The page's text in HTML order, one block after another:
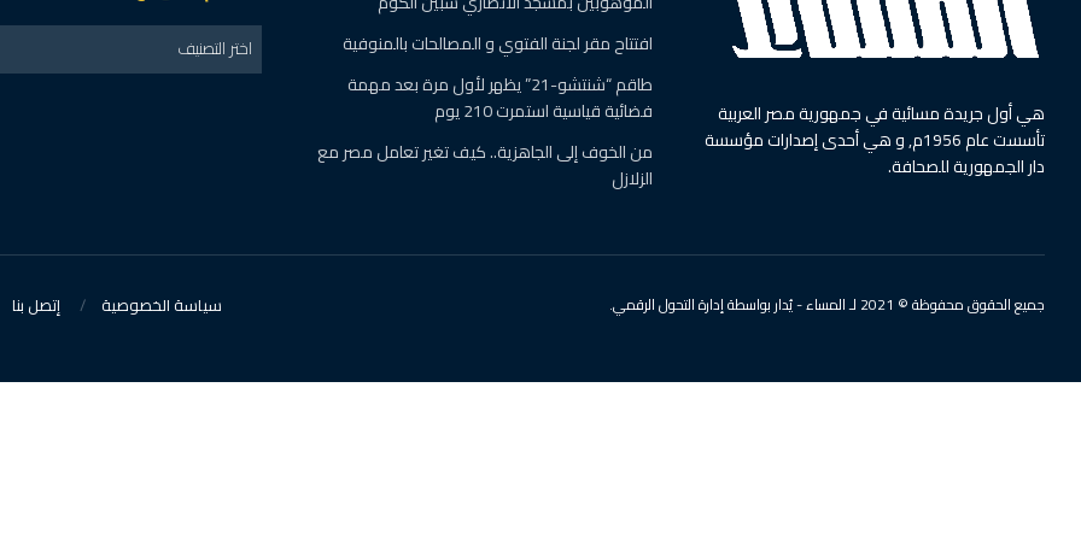
هي أول جريدة مسائية في جمهورية مصر العربية
تأسست عام 1956م, و هي أحدى إصدارات مؤسسة
دار الجمهورية للصحافة.
افتتاح مقر لجنة الفتوي و المصالحات بالمنوفية
طاقم “شنتشو-21” يظهر لأول مرة بعد مهمة
فضائية قياسية استمرت 210 يوم
من الخوف إلى الجاهزية.. كيف تغير تعامل مصر مع
الزلازل
اختر التصنيف
سياسة الخصوصية إتصل بنا جميع الحقوق محفوظة © 2021 لـ المساء - يُدار بواسطة إدارة التحول الرقمي.